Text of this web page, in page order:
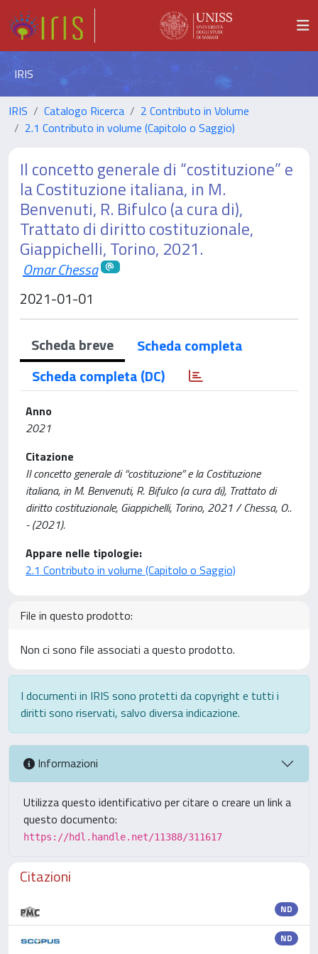
IRIS
IRIS Catalogo Ricerca
2 Contributo in Volume
2.1 Contributo in volume (Capitolo o Saggio)
Il concetto generale di “costituzione” e
la Costituzione italiana, in M.
Benvenuti, R. Bifulco (a cura di),
Trattato di diritto costituzionale,
Giappichelli, Torino, 2021.
Omar Chessa
2021-01-01
Scheda breve
Scheda completa
Scheda completa (DC)
Anno
2021
Citazione
Il concetto generale di “costituzione” e la Costituzione
italiana, in M. Benvenuti, R. Bifulco (a cura di), Trattato di
diritto costituzionale, Giappichelli, Torino, 2021 / Chessa, O..
- (2021).
Appare nelle tipologie:
2.1 Contributo in volume (Capitolo o Saggio)
File in questo prodotto:
Non ci sono file associati a questo prodotto.
I documenti in IRIS sono protetti da copyright e tutti i
diritti sono riservati, salvo diversa indicazione.
Informazioni
Utilizza questo identificativo per citare o creare un link a
questo documento:
https://hdl.handle.net/11388/311617
Citazioni
ND
ND